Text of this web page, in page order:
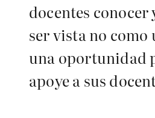
docentes
ser vista no
una oportunidad
apoye a sus